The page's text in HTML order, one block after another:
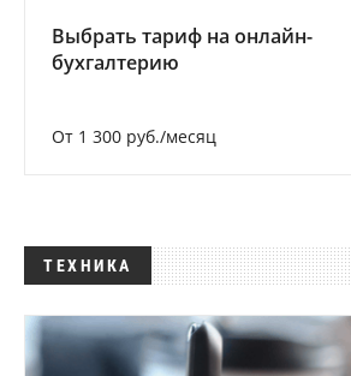
Выбрать тариф на онлайн-
бухгалтерию
От 1 300 руб./месяц
ТЕХНИКА